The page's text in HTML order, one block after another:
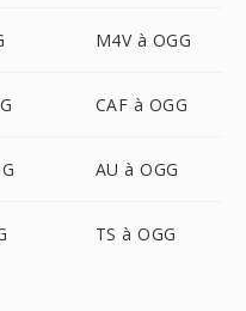
M4V à OGG
CAF à OGG
AU à OGG
TS à OGG